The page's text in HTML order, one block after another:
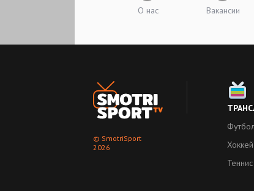
О нас Вакансии
© SmotriSport
2026
Футбол
Хоккей
Теннис